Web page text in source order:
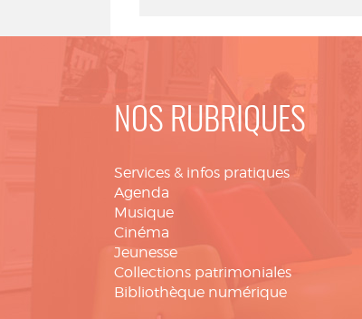
NOS RUBRIQUES
Services & infos pratiques
Agenda
Musique
Cinéma
Jeunesse
Collections patrimoniales
Bibliothèque numérique